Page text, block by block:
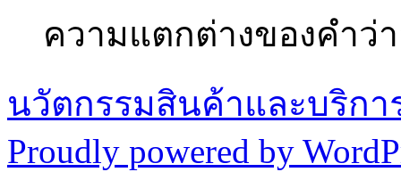
ความแตกต่างของคำว่
นวัตกรรมสินค้าและบริกา
Proudly powered by